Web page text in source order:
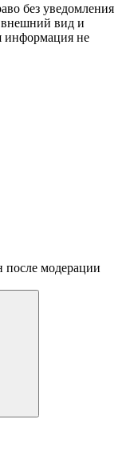
без уведомления
внешний вид и
информация не
после модерации